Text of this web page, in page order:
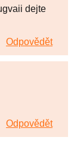
dejte
Odpovědět
Odpovědět